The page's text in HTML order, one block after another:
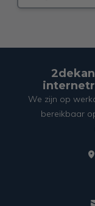
We zijn op
bereikbaar